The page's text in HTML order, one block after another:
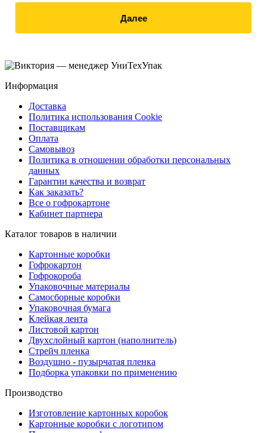
Далее
Информация
Доставка
Политика использования Cookie
Поставщикам
Оплата
Самовывоз
Политика в отношении обработки персональных
данных
Гарантии качества и возврат
Как заказать?
Все о гофрокартоне
Кабинет партнера
Каталог товаров в наличии
Картонные коробки
Гофрокартон
Гофрокороба
Упаковочные материалы
Самосборные коробки
Упаковочная бумага
Клейкая лента
Листовой картон
Двухслойный картон (наполнитель)
Стрейч пленка
Воздушно - пузырчатая пленка
Подборка упаковки по применению
Производство
Изготовление картонных коробок
Картонные коробки с логотипом